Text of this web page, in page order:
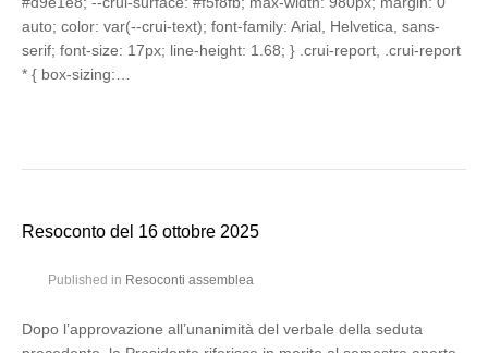
auto; color: var(--crui-text); font-family: Arial, Helvetica, sans-
serif; font-size: 17px; line-height: 1.68; } .crui-report, .crui-report
* { box-sizing:…
Resoconto del 16 ottobre 2025
Published in Resoconti assemblea
Dopo l’approvazione all’unanimità del verbale della seduta